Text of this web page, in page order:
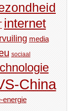
internet
media
sociaal
China
energie